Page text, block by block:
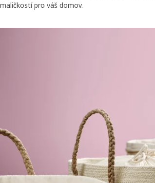
maličkostí pro váš domov.